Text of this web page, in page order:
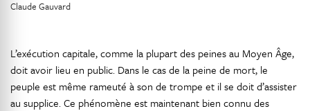
Claude Gauvard
L’exécution capitale, comme la plupart des peines au Moyen Âge,
doit avoir lieu en public. Dans le cas de la peine de mort, le
peuple est même rameuté à son de trompe et il se doit d’assister
au supplice. Ce phénomène est maintenant bien connu des